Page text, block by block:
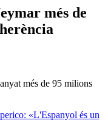
més de
més de 95 milions
«L'Espanyol és un